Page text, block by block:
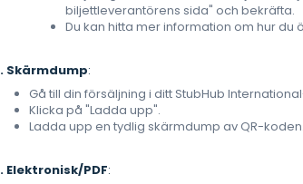
biljettleverantörens sida" och bekräfta.
Du kan hitta mer information om hur du
Skärmdump:
Gå till din försäljning i ditt StubHub
Klicka på "Ladda upp".
Ladda upp en tydlig skärmdump av QR-koden.
Elektronisk/PDF: